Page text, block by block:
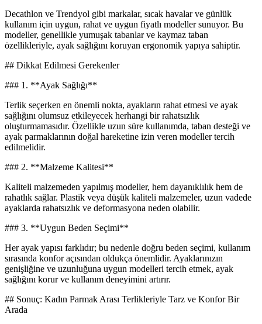
Decathlon ve Trendyol gibi markalar, sıcak havalar ve günlük
kullanım için uygun, rahat ve uygun fiyatlı modeller sunuyor. Bu
modeller, genellikle yumuşak tabanlar ve kaymaz taban
özellikleriyle, ayak sağlığını koruyan ergonomik yapıya sahiptir.
## Dikkat Edilmesi Gerekenler
### 1. **Ayak Sağlığı**
Terlik seçerken en önemli nokta, ayakların rahat etmesi ve ayak
sağlığını olumsuz etkileyecek herhangi bir rahatsızlık
oluşturmamasıdır. Özellikle uzun süre kullanımda, taban desteği ve
ayak parmaklarının doğal hareketine izin veren modeller tercih
edilmelidir.
### 2. **Malzeme Kalitesi**
Kaliteli malzemeden yapılmış modeller, hem dayanıklılık hem de
rahatlık sağlar. Plastik veya düşük kaliteli malzemeler, uzun vadede
ayaklarda rahatsızlık ve deformasyona neden olabilir.
### 3. **Uygun Beden Seçimi**
Her ayak yapısı farklıdır; bu nedenle doğru beden seçimi, kullanım
sırasında konfor açısından oldukça önemlidir. Ayaklarınızın
genişliğine ve uzunluğuna uygun modelleri tercih etmek, ayak
sağlığını korur ve kullanım deneyimini artırır.
## Sonuç: Kadın Parmak Arası Terlikleriyle Tarz ve Konfor Bir
Arada